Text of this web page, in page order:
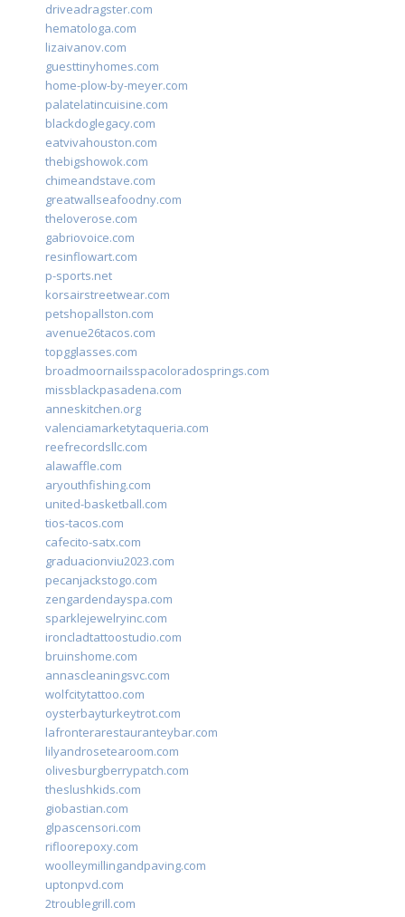
driveadragster.com
hematologa.com
lizaivanov.com
guesttinyhomes.com
home-plow-by-meyer.com
palatelatincuisine.com
blackdoglegacy.com
eatvivahouston.com
thebigshowok.com
chimeandstave.com
greatwallseafoodny.com
theloverose.com
gabriovoice.com
resinflowart.com
p-sports.net
korsairstreetwear.com
petshopallston.com
avenue26tacos.com
topgglasses.com
broadmoornailsspacoloradosprings.com
missblackpasadena.com
anneskitchen.org
valenciamarketytaqueria.com
reefrecordsllc.com
alawaffle.com
aryouthfishing.com
united-basketball.com
tios-tacos.com
cafecito-satx.com
graduacionviu2023.com
pecanjackstogo.com
zengardendayspa.com
sparklejewelryinc.com
ironcladtattoostudio.com
bruinshome.com
annascleaningsvc.com
wolfcitytattoo.com
oysterbayturkeytrot.com
lafronterarestauranteybar.com
lilyandrosetearoom.com
olivesburgberrypatch.com
theslushkids.com
giobastian.com
glpascensori.com
rifloorepoxy.com
woolleymillingandpaving.com
uptonpvd.com
2troublegrill.com